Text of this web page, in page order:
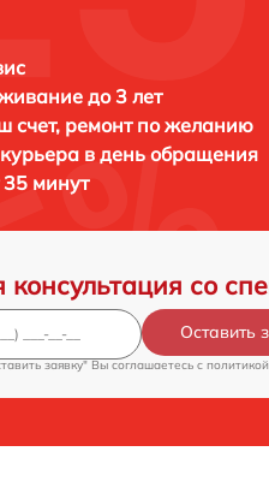
до 3 лет
счет, ремонт по желанию
в день обращения
35 минут
консультация со
Оставить
заявку" Вы соглашаетесь c